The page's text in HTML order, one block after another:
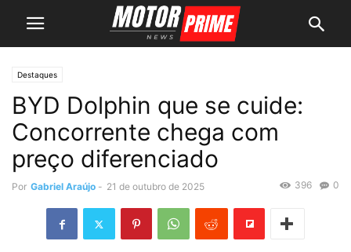
Destaques
BYD Dolphin que se cuide:
Concorrente chega com
preço diferenciado
Por Gabriel Araújo - 21 de outubro de 2025 0
396